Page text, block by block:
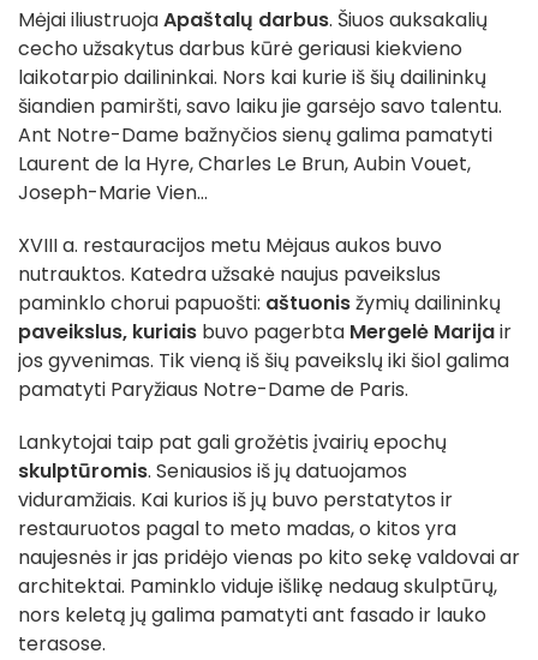
Mėjai iliustruojaApaštalų darbus. Šiuos auksakalių
cecho užsakytus darbus kūrė geriausi kiekvieno
laikotarpio dailininkai. Nors kai kurie iš šių dailininkų
šiandien pamiršti, savo laiku jie garsėjo savo talentu.
Ant Notre-Dame bažnyčios sienų galima pamatyti
Laurent de la Hyre, Charles Le Brun, Aubin Vouet,
Joseph-Marie Vien...
XVIII a. restauracijos metu Mėjaus aukos buvo
nutrauktos. Katedra užsakė naujus paveikslus
paminklo chorui papuošti: aštuonisžymių dailininkų
paveikslus, kuriais buvo pagerbta Mergelė Marijair
jos gyvenimas. Tik vieną iš šių paveikslų iki šiol galima
pamatyti Paryžiaus Notre-Dame de Paris.
Lankytojai taip pat gali grožėtis įvairių epochų
skulptūromis. Seniausios iš jų datuojamos
viduramžiais. Kai kurios iš jų buvo perstatytos ir
restauruotos pagal to meto madas, o kitos yra
naujesnės ir jas pridėjo vienas po kito sekę valdovai ar
architektai. Paminklo viduje išlikę nedaug skulptūrų,
nors keletą jų galima pamatyti ant fasado ir lauko
terasose.